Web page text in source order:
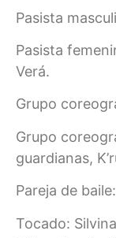
Pasista
Pasista
Verá.
Grupo
Grupo
guardianas,
Pareja de
Tocado: